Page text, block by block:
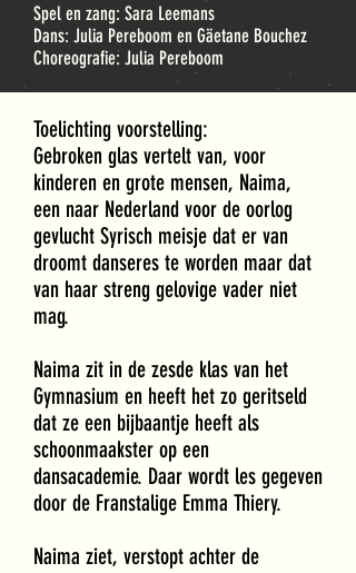
Spel en zang: Sara Leemans
Dans: Julia Pereboom en Gäetane Bouchez
Choreografie: Julia Pereboom
Toelichting voorstelling:
Gebroken glas vertelt van, voor
kinderen en grote mensen, Naima,
een naar Nederland voor de oorlog
gevlucht Syrisch meisje dat er van
droomt danseres te worden maar dat
van haar streng gelovige vader niet
mag.
Naima zit in de zesde klas van het
Gymnasium en heeft het zo geritseld
dat ze een bijbaantje heeft als
schoonmaakster op een
dansacademie. Daar wordt les gegeven
door de Franstalige Emma Thiery.
Naima ziet, verstopt achter de